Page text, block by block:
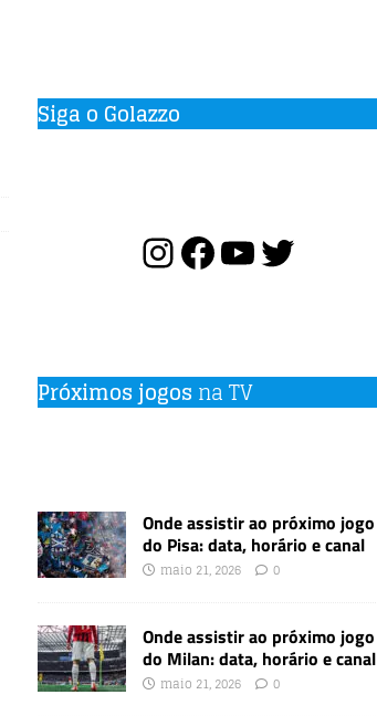
Siga o Golazzo
Próximos jogos na TV
Onde assistir ao próximo jogo
do Pisa: data, horário e canal
maio 21, 2026 0
Onde assistir ao próximo jogo
do Milan: data, horário e canal
maio 21, 2026 0